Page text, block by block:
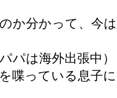
か分かって、今
パは海外出張中
喋っている息子